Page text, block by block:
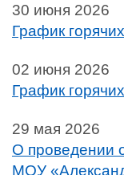
30 июня 2026
График
02 июня 2026
График
29 мая 2026
О проведении
МОУ